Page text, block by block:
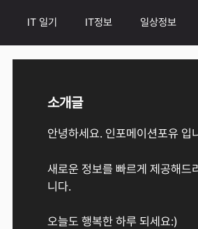
IT 일기 IT정보 일상정보
소개글
안녕하세요. 인포메이션포유 입
새로운 정보를 빠르게 제공해드
니다.
오늘도 행복한 하루 되세요:)